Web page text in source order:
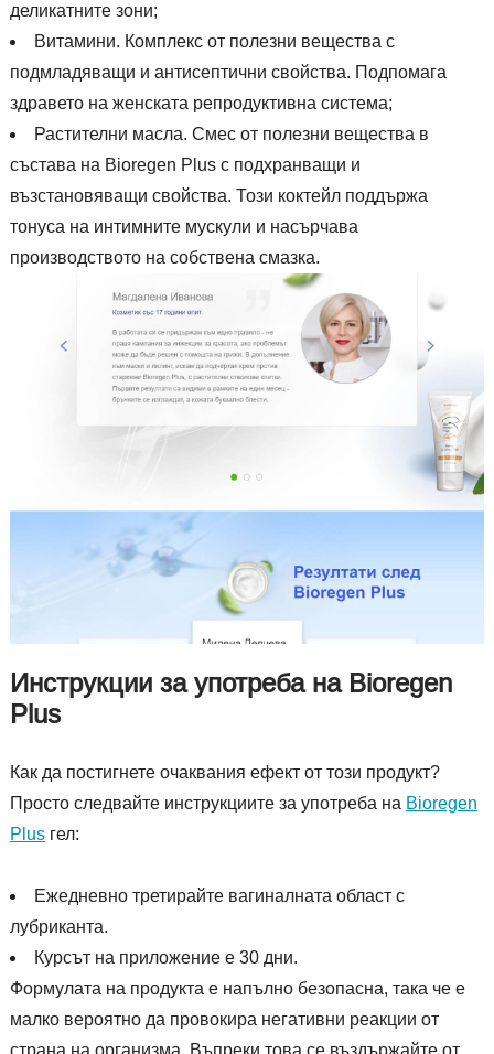
деликатните зони;
Витамини. Комплекс от полезни вещества с
подмладяващи и антисептични свойства. Подпомага
здравето на женската репродуктивна система;
Растителни масла. Смес от полезни вещества в
състава на Bioregen Plus с подхранващи и
възстановяващи свойства. Този коктейл поддържа
тонуса на интимните мускули и насърчава
производството на собствена смазка.
Инструкции за употреба на Bioregen
Plus
Как да постигнете очаквания ефект от този продукт?
Просто следвайте инструкциите за употреба на Bioregen
Plusгел:
Ежедневно третирайте вагиналната област с
лубриканта.
Курсът на приложение е 30 дни.
Формулата на продукта е напълно безопасна, така че е
малко вероятно да провокира негативни реакции от
страна на организма. Въпреки това се въздържайте от